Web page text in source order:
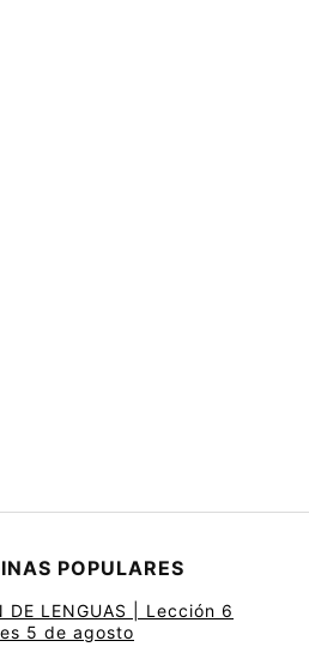
POPULARES
DE LENGUAS | Lección 6
5 de agosto